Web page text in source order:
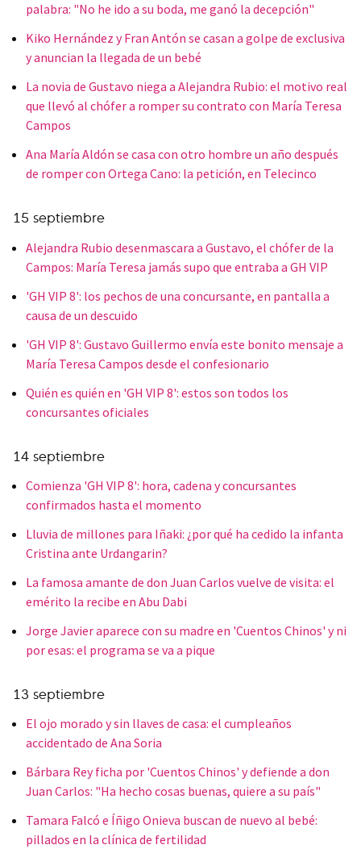
palabra: "No he ido a su boda, me ganó la decepción"
Kiko Hernández y Fran Antón se casan a golpe de exclusiva
y anuncian la llegada de un bebé
La novia de Gustavo niega a Alejandra Rubio: el motivo real
que llevó al chófer a romper su contrato con María Teresa
Campos
Ana María Aldón se casa con otro hombre un año después
de romper con Ortega Cano: la petición, en Telecinco
15 septiembre
Alejandra Rubio desenmascara a Gustavo, el chófer de la
Campos: María Teresa jamás supo que entraba a GH VIP
'GH VIP 8': los pechos de una concursante, en pantalla a
causa de un descuido
'GH VIP 8': Gustavo Guillermo envía este bonito mensaje a
María Teresa Campos desde el confesionario
Quién es quién en 'GH VIP 8': estos son todos los
concursantes oficiales
14 septiembre
Comienza 'GH VIP 8': hora, cadena y concursantes
confirmados hasta el momento
Lluvia de millones para Iñaki: ¿por qué ha cedido la infanta
Cristina ante Urdangarin?
La famosa amante de don Juan Carlos vuelve de visita: el
emérito la recibe en Abu Dabi
Jorge Javier aparece con su madre en 'Cuentos Chinos' y ni
por esas: el programa se va a pique
13 septiembre
El ojo morado y sin llaves de casa: el cumpleaños
accidentado de Ana Soria
Bárbara Rey ficha por 'Cuentos Chinos' y defiende a don
Juan Carlos: "Ha hecho cosas buenas, quiere a su país"
Tamara Falcó e Íñigo Onieva buscan de nuevo al bebé:
pillados en la clínica de fertilidad